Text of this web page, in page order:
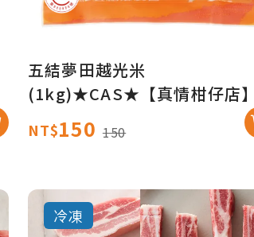
五結夢田越光米
(1kg)★CAS★【真情柑仔店】
NT$150 150
冷凍